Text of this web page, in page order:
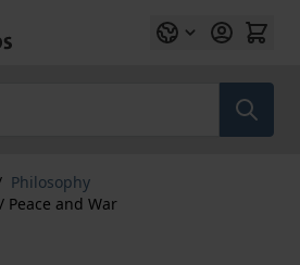
Philosophy
and War